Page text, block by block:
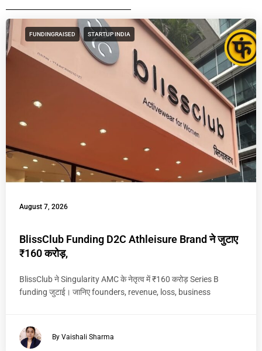
FUNDINGRAISED STARTUP INDIA
August 7, 2026
BlissClub Funding D2C Athleisure Brand ने जुटाए
₹160 करोड़,
BlissClub ने Singularity AMC के नेतृत्व में ₹160 करोड़ Series B
funding जुटाई। जानिए founders, revenue, loss, business
By Vaishali Sharma